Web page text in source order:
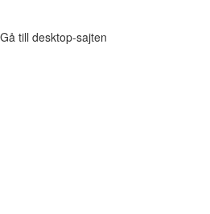
Gå till desktop-sajten